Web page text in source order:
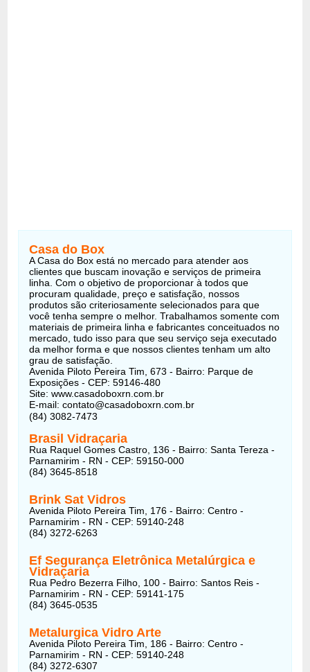
Casa do Box
A Casa do Box está no mercado para atender aos
clientes que buscam inovação e serviços de primeira
linha. Com o objetivo de proporcionar à todos que
procuram qualidade, preço e satisfação, nossos
produtos são criteriosamente selecionados para que
você tenha sempre o melhor. Trabalhamos somente com
materiais de primeira linha e fabricantes conceituados no
mercado, tudo isso para que seu serviço seja executado
da melhor forma e que nossos clientes tenham um alto
grau de satisfação.
Avenida Piloto Pereira Tim, 673 - Bairro: Parque de
Exposições - CEP: 59146-480
Site: www.casadoboxrn.com.br
E-mail: contato@casadoboxrn.com.br
(84) 3082-7473
Brasil Vidraçaria
Rua Raquel Gomes Castro, 136 - Bairro: Santa Tereza -
Parnamirim - RN - CEP: 59150-000
(84) 3645-8518
Brink Sat Vidros
Avenida Piloto Pereira Tim, 176 - Bairro: Centro -
Parnamirim - RN - CEP: 59140-248
(84) 3272-6263
Ef Segurança Eletrônica Metalúrgica e
Vidraçaria
Rua Pedro Bezerra Filho, 100 - Bairro: Santos Reis -
Parnamirim - RN - CEP: 59141-175
(84) 3645-0535
Metalurgica Vidro Arte
Avenida Piloto Pereira Tim, 186 - Bairro: Centro -
Parnamirim - RN - CEP: 59140-248
(84) 3272-6307